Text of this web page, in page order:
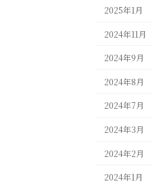
2025年1月
2024年11月
2024年9月
2024年8月
2024年7月
2024年3月
2024年2月
2024年1月